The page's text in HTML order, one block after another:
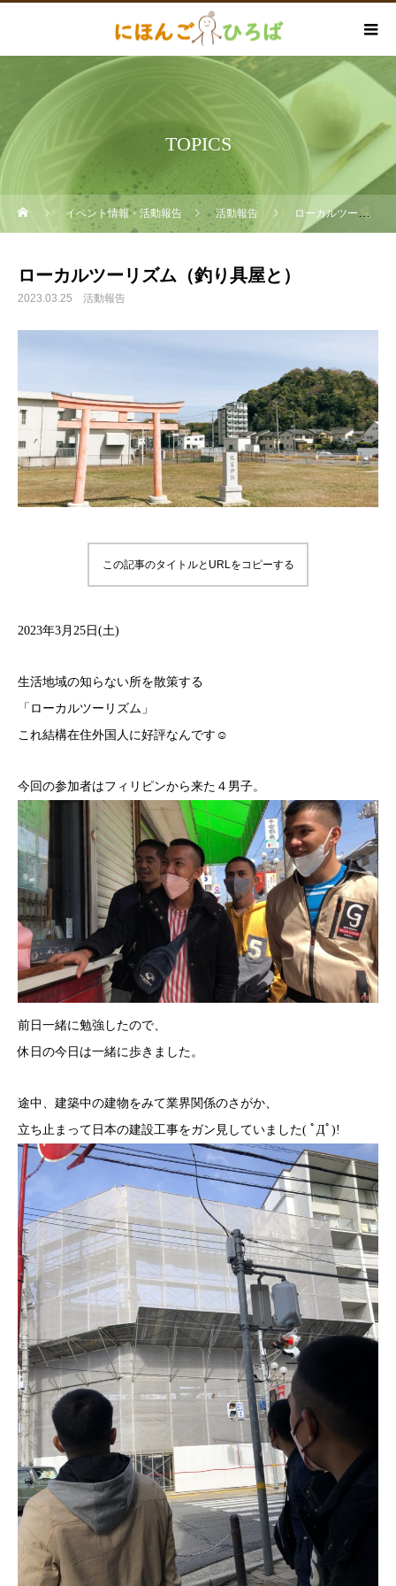
TOPICS
イベント情報・活動報告 活動報告 ローカルツーリズム（釣り具屋と）
ローカルツーリズム（釣り具屋と）
2023.03.25 活動報告
この記事のタイトルとURLをコピーする
2023年3月25日(土)
生活地域の知らない所を散策する
「ローカルツーリズム」
これ結構在住外国人に好評なんです☺
今回の参加者はフィリピンから来た４男子。
前日一緒に勉強したので、
休日の今日は一緒に歩きました。
途中、建築中の建物をみて業界関係のさがか、
立ち止まって日本の建設工事をガン見していました( ﾟДﾟ)!